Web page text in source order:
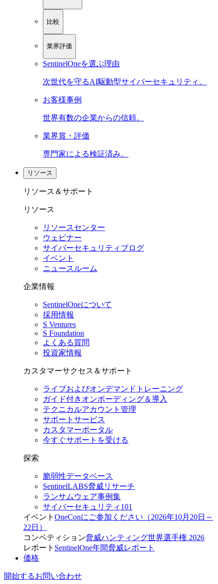
比較
業界評価
SentinelOneを選ぶ理由
次世代を守るAI駆動型サイバーセキュリティ。
お客様事例
世界有数の企業からの信頼。
業界賞・評価
専門家による検証済み。
リソース
リソース＆サポート
リソース
リソースセンター
ウェビナー
サイバーセキュリティブログ
イベント
ニュースルーム
企業情報
SentinelOneについて
採用情報
S Ventures
S Foundation
よくある質問
投資家情報
カスタマーサクセス＆サポート
ライブおよびオンデマンドトレーニング
ガイド付きオンボーディング＆導入
テクニカルアカウント管理
サポートサービス
カスタマーポータル
今すぐサポートを受ける
探索
脆弱性データベース
SentinelLABS脅威リサーチ
ランサムウェア事例集
サイバーセキュリティ101
イベント OneConにご参加ください（2026年10月20日～
22日）
コンペティション脅威ハンティング世界選手権 2026
レポート SentinelOne年間脅威レポート
価格
開始するお問い合わせ